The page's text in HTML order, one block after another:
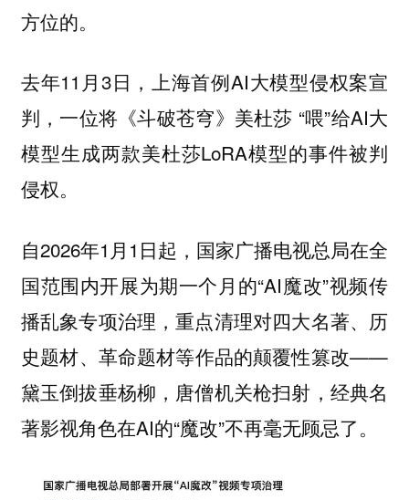
方位的。
去年11月3日，上海首例AI大模型侵权案宣
判，一位将《斗破苍穹》美杜莎 “喂”给AI大
模型生成两款美杜莎LoRA模型的事件被判
侵权。
自2026年1月1日起，国家广播电视总局在全
国范围内开展为期一个月的“AI魔改”视频传
播乱象专项治理，重点清理对四大名著、历
史题材、革命题材等作品的颠覆性篡改——
黛玉倒拔垂杨柳，唐僧机关枪扫射，经典名
著影视角色在AI的“魔改”不再毫无顾忌了。